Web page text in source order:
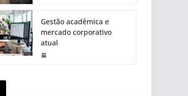
Gestão acadêmica e
mercado corporativo
atual